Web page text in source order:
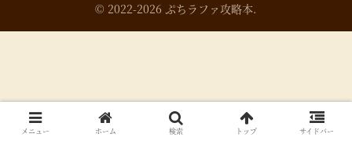
© 2022-2026 ぷちラファ攻略本.
メニュー ホーム 検索 トップ サイドバー